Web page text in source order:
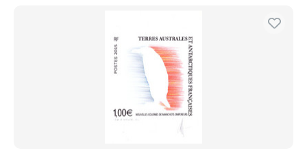
Livraison gratuite
Méthodes de paiement
Virement bancaire